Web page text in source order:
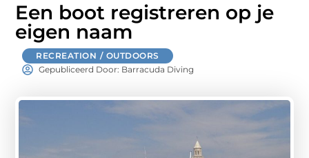
Een boot registreren op je
eigen naam
RECREATION / OUTDOORS
Gepubliceerd Door: Barracuda Diving